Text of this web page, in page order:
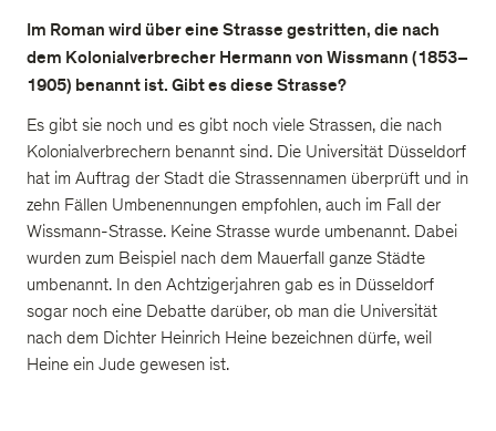
Im Roman wird über eine Strasse gestritten, die nach
dem Kolonialverbrecher Hermann von Wissmann (1853–
1905) benannt ist. Gibt es diese Strasse?
Es gibt sie noch und es gibt noch viele Strassen, die nach
Kolonialverbrechern benannt sind. Die Universität Düsseldorf
hat im Auftrag der Stadt die Strassennamen überprüft und in
zehn Fällen Umbenennungen empfohlen, auch im Fall der
Wissmann-Strasse. Keine Strasse wurde umbenannt. Dabei
wurden zum Beispiel nach dem Mauerfall ganze Städte
umbenannt. In den Achtzigerjahren gab es in Düsseldorf
sogar noch eine Debatte darüber, ob man die Universität
nach dem Dichter Heinrich Heine bezeichnen dürfe, weil
Heine ein Jude gewesen ist.